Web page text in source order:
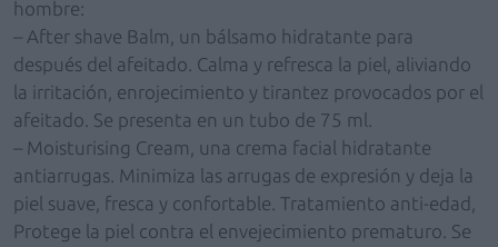
hombre:
– After shave Balm, un bálsamo hidratante para
después del afeitado. Calma y refresca la piel, aliviando
la irritación, enrojecimiento y tirantez provocados por el
afeitado. Se presenta en un tubo de 75 ml.
– Moisturising Cream, una crema facial hidratante
antiarrugas. Minimiza las arrugas de expresión y deja la
piel suave, fresca y confortable. Tratamiento anti-edad,
Protege la piel contra el envejecimiento prematuro. Se